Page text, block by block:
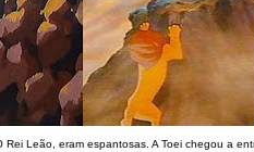
Leão, eram espantosas. A Toei chegou a